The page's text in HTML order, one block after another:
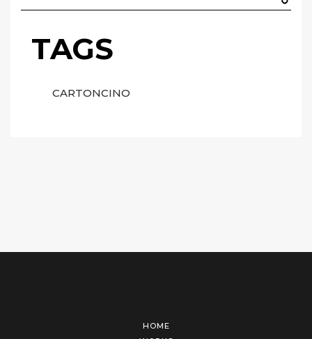
TAGS
CARTONCINO
HOME